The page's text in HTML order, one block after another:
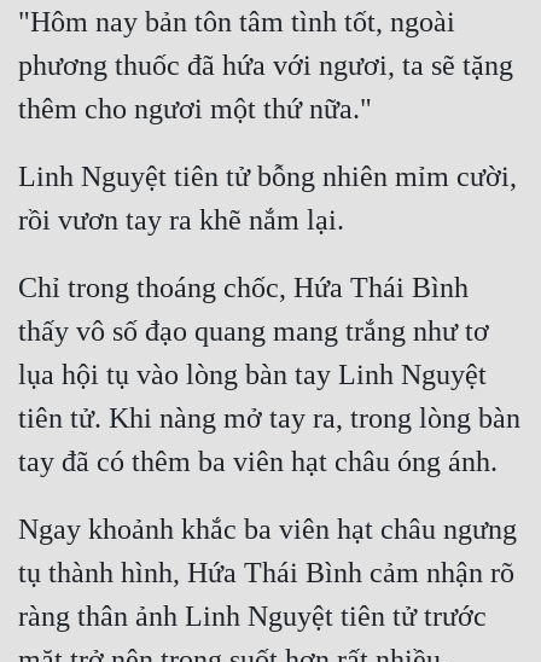
Đô Thị
Đông Phương
Đông Phương Huyền Huyễn
Đồng Nhân
Ngự Thú
Truyện Nam
Truyện Nữ
Đam Mỹ
Đẹp
Đẹp Hiệp
"Hôm nay bản tôn tâm tình tốt, ngoài
phương thuốc đã hứa với ngươi, ta sẽ tặng
Linh Nguyệt tiên tử bỗng nhiên mỉm cười,
Chỉ trong thoáng chốc, Hứa Thái Bình
thấy vô số đạo quang mang trắng như tơ
lụa hội tụ vào lòng bàn tay Linh Nguyệt
tiên tử. Khi nàng mở tay ra, trong lòng bàn
Ngay khoảnh khắc ba viên hạt châu ngưng
tụ thành hình, Hứa Thái Bình cảm nhận rõ
ràng thân ảnh Linh Nguyệt tiên tử trước